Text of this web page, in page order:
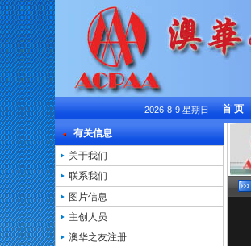
2026-8-9 星期日 首 页
有关信息
关于我们
联系我们
图片信息
主创人员
澳华之友注册